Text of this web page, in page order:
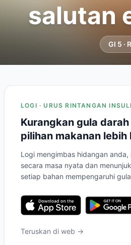
salutan
GI 5 ·
LOGI · URUS RINTANGAN
Kurangkan gula
pilihan makanan lebih
Logi mengimbas hidangan
secara masa nyata dan
setiap bahan mempengaruhi
Teruskan di web →